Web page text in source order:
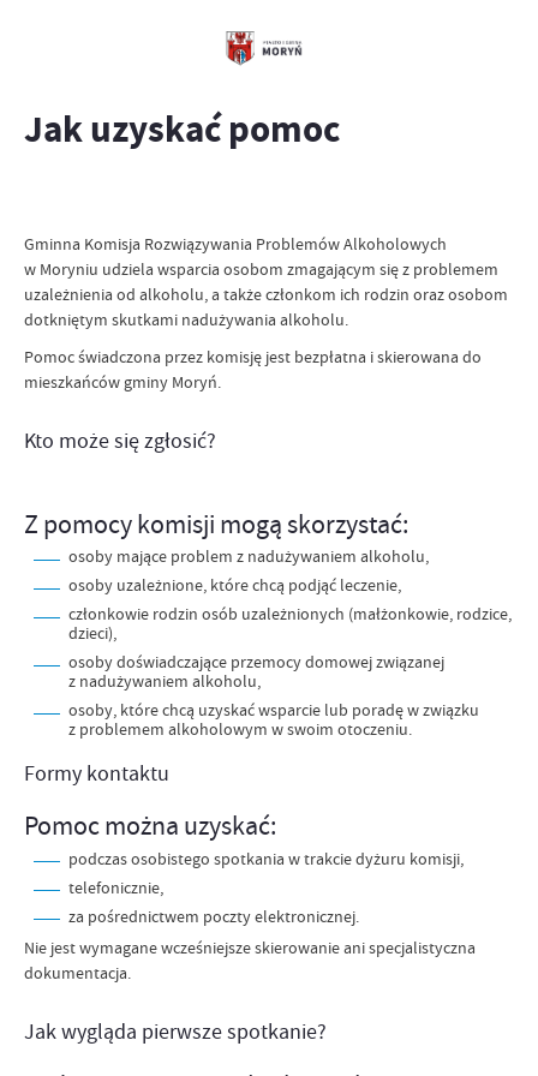
Jak uzyskać pomoc
Gminna Komisja Rozwiązywania Problemów Alkoholowych
w Moryniu udziela wsparcia osobom zmagającym się z problemem
uzależnienia od alkoholu, a także członkom ich rodzin oraz osobom
dotkniętym skutkami nadużywania alkoholu.
Pomoc świadczona przez komisję jest bezpłatna i skierowana do
mieszkańców gminy Moryń.
Kto może się zgłosić?
Z pomocy komisji mogą skorzystać:
osoby mające problem z nadużywaniem alkoholu,
osoby uzależnione, które chcą podjąć leczenie,
członkowie rodzin osób uzależnionych (małżonkowie, rodzice,
dzieci),
osoby doświadczające przemocy domowej związanej
z nadużywaniem alkoholu,
osoby, które chcą uzyskać wsparcie lub poradę w związku
z problemem alkoholowym w swoim otoczeniu.
Formy kontaktu
Pomoc można uzyskać:
podczas osobistego spotkania w trakcie dyżuru komisji,
telefonicznie,
za pośrednictwem poczty elektronicznej.
Nie jest wymagane wcześniejsze skierowanie ani specjalistyczna
dokumentacja.
Jak wygląda pierwsze spotkanie?